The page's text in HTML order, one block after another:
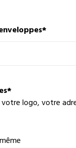
*
*
logo, votre